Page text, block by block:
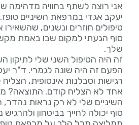
אני רוצה לשתף בחוויה מדהימה
יעקב אגדי במרפאת השיניים
טיפולים חוזרים ונשנים, שהשאירו
סוף הגעתי למקום שבו באמת
זה היה הטיפול השני שלי לתיקון
הפעם זה היה שונה לגמרי. ד"ר
רגישות וסבלנות אינסופית,
השיניים שלי לא רק נראות נהדר,